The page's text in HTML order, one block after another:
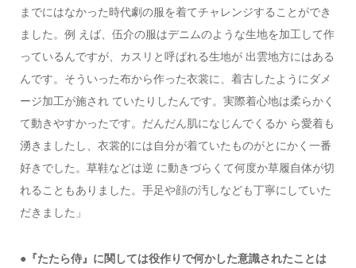
までにはなかった時代劇の服を着てチャレンジすることができ
ました。例 えば、伍介の服はデニムのような生地を加工して作
っているんですが、カスリと呼ばれる生地が 出雲地方にはある
んです。そういった布から作った衣裳に、着古したようにダメ
ージ加工が施され ていたりしたんです。実際着心地は柔らかく
て動きやすかったです。だんだん肌になじんでくるか ら愛着も
湧きましたし、衣裳的には自分が着ていたものがとにかく一番
好きでした。草鞋などは逆 に動きづらくて何度か草履自体が切
れることもありました。手足や顔の汚しなども丁寧にしていた
だきました」
●『たたら侍』に関しては役作りで何かした意識されたことは